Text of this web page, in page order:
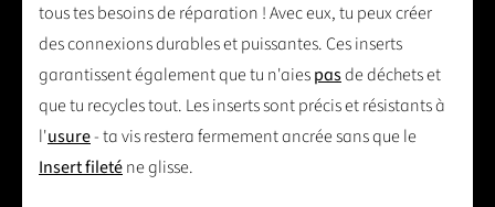
tous tes besoins de réparation ! Avec eux, tu peux créer
des connexions durables et puissantes. Ces inserts
garantissent également que tu n'aiespasde déchets et
que tu recycles tout. Les inserts sont précis et résistants à
l'usure- ta vis restera fermement ancrée sans que le
Insert fileténe glisse.